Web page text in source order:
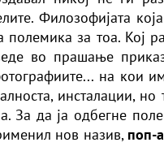
Филозофијата
полемика за тоа. Кој
во прашање
на кои
инсталации,
За да ја одбегне
нов назив, поп-